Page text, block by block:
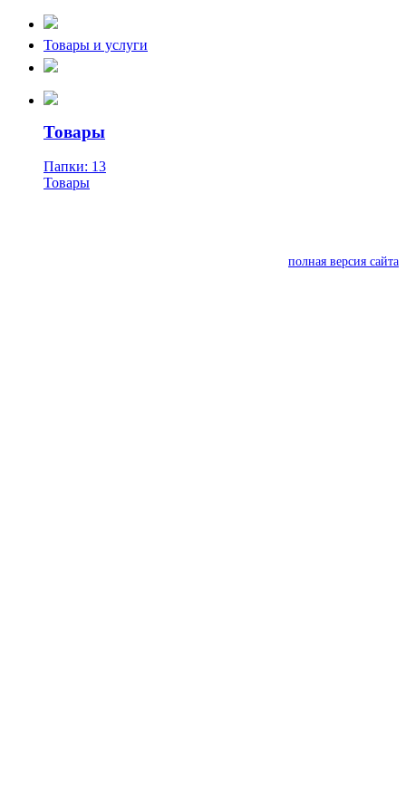
Товары и услуги
Товары
Папки: 13
Товары
полная версия сайта